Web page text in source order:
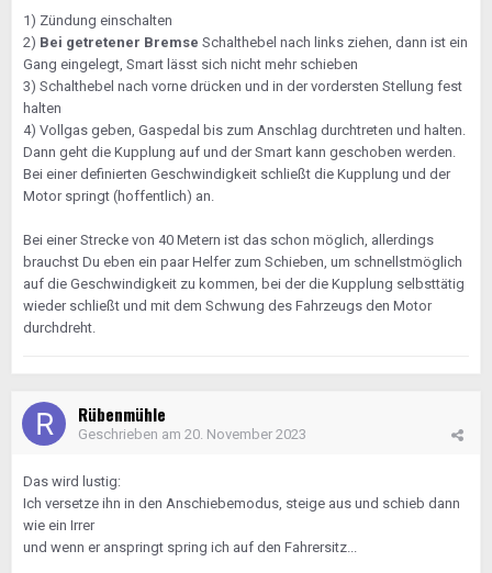
1) Zündung einschalten
2) Bei getretener Bremse Schalthebel nach links ziehen, dann ist ein
Gang eingelegt, Smart lässt sich nicht mehr schieben
3) Schalthebel nach vorne drücken und in der vordersten Stellung fest
halten
4) Vollgas geben, Gaspedal bis zum Anschlag durchtreten und halten.
Dann geht die Kupplung auf und der Smart kann geschoben werden.
Bei einer definierten Geschwindigkeit schließt die Kupplung und der
Motor springt (hoffentlich) an.
Bei einer Strecke von 40 Metern ist das schon möglich, allerdings
brauchst Du eben ein paar Helfer zum Schieben, um schnellstmöglich
auf die Geschwindigkeit zu kommen, bei der die Kupplung selbsttätig
wieder schließt und mit dem Schwung des Fahrzeugs den Motor
durchdreht.
Rübenmühle
Geschrieben am 20. November 2023
Das wird lustig:
Ich versetze ihn in den Anschiebemodus, steige aus und schieb dann
wie ein Irrer
und wenn er anspringt spring ich auf den Fahrersitz...